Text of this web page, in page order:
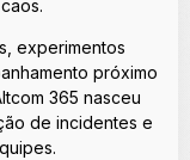
experimentos
próximo
365 nasceu
de incidentes e